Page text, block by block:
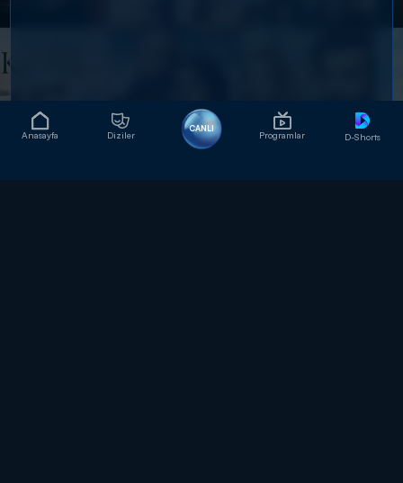
Anasayfa Diziler
CANLI
Programlar D-Shorts